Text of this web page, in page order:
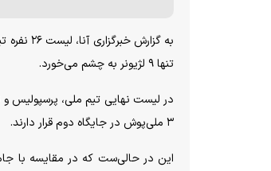
تنها ۹ لژیونر به چشم می‌خورد.
۳ ملی‌پوش در جایگاه دوم قرار دارند.